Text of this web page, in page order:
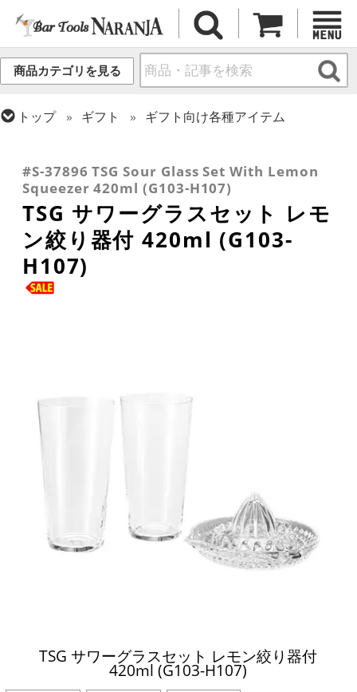
商品カテゴリを見る
トップ ギフト
ギフト向け各種アイテム
タンブラー
#S-37896 TSG Sour Glass Set With Lemon
Squeezer 420ml (G103-H107)
TSG サワーグラスセット レモ
ン絞り器付 420ml (G103-
H107)
TSG サワーグラスセット レモン絞り器付
420ml (G103-H107)